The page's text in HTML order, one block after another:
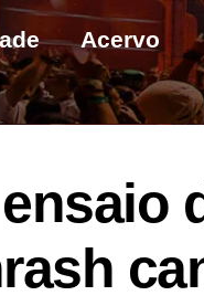
Acervo